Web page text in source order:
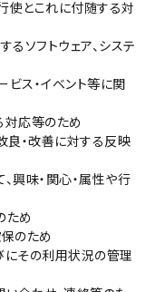
とこれに付随する対
ソフトウェア、システ
ス・イベント等に関
応等のため
良・改善に対する反映
興味・関心・属性や行
ため
のため
その利用状況の管理